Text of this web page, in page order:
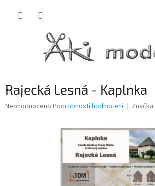
Rajecká Lesná - Kaplnka
Průměrné
Neohodnoceno Podrobnosti hodnocení Značka: